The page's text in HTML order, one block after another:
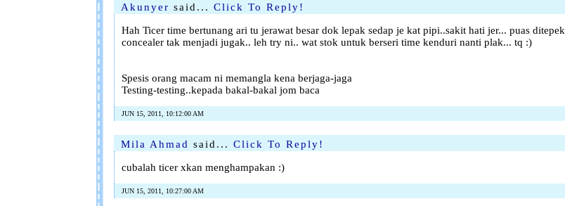
Akunyer said... Click To Reply!
Hah Ticer time bertunang ari tu jerawat besar dok lepak sedap je kat pipi..sakit hati jer... puas ditepek
concealer tak menjadi jugak.. leh try ni.. wat stok untuk berseri time kenduri nanti plak... tq :)
Spesis orang macam ni memangla kena berjaga-jaga
Testing-testing..kepada bakal-bakal jom baca
JUN 15, 2011, 10:12:00 AM
Mila Ahmad said... Click To Reply!
cubalah ticer xkan menghampakan :)
JUN 15, 2011, 10:27:00 AM